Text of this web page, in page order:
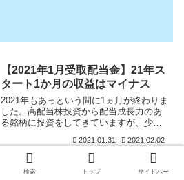
【2021年1月受取配当金】21年ス
タート1か月の収益はマイナス
2021年もあっという間に1ヵ月が終わりま
した。高配当株投資から配当成長力のあ
る銘柄に投資をしてきていますが、少し
く見るようにしています。自分の悪いと
ころは、銘柄にこだわってしまうところ
があるので（応援し
2021.01.31 2021.02.02
【2019年6月配当金】KDDIなど
国内優良銘柄から約11万円の入金
検索 トップ サイドバー